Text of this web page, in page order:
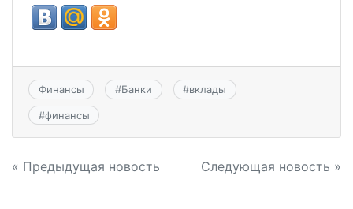
Финансы #Банки #вклады
#финансы
Навигация
« Предыдущая новость Следующая новость »